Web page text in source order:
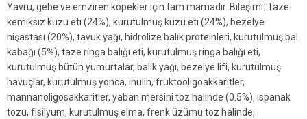
Yavru, gebe ve emziren köpekler için tam mamadır. Bileşimi: Taze
kemiksiz kuzu eti (24%), kurutulmuş kuzu eti (24%), bezelye
nişastası (20%), tavuk yağı, hidrolize balık proteinleri, kurutulmuş bal
kabağı (5%), taze ringa balığı eti, kurutulmuş ringa balığı eti,
kurutulmuş bütün yumurtalar, balık yağı, bezelye lifi, kurutulmuş
havuçlar, kurutulmuş yonca, inulin, fruktooligoakkaritler,
mannanoligosakkaritler, yaban mersini toz halinde (0.5%), ıspanak
tozu, fisilyum, kurutulmuş elma, frenk üzümü toz halinde,